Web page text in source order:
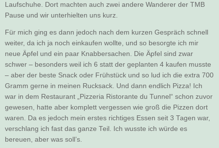
Laufschuhe. Dort machten auch zwei andere Wanderer der TMB
Pause und wir unterhielten uns kurz.
Für mich ging es dann jedoch nach dem kurzen Gespräch schnell
weiter, da ich ja noch einkaufen wollte, und so besorgte ich mir
neue Äpfel und ein paar Knabbersachen. Die Äpfel sind zwar
schwer – besonders weil ich 6 statt der geplanten 4 kaufen musste
– aber der beste Snack oder Frühstück und so lud ich die extra 700
Gramm gerne in meinen Rucksack. Und dann endlich Pizza! Ich
war in dem Restaurant „Pizzeria Ristorante du Tunnel“ schon zuvor
gewesen, hatte aber komplett vergessen wie groß die Pizzen dort
waren. Da es jedoch mein erstes richtiges Essen seit 3 Tagen war,
verschlang ich fast das ganze Teil. Ich wusste ich würde es
bereuen, aber was soll’s.